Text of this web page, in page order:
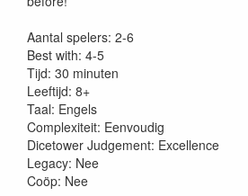
Aantal spelers: 2-6
Best with: 4-5
Tijd: 30 minuten
Leeftijd: 8+
Taal: Engels
Complexiteit: Eenvoudig
Dicetower Judgement: Excellence
Legacy: Nee
Coöp: Nee